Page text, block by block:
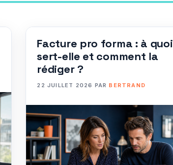
Facture pro forma : à quoi
sert-elle et comment la
rédiger ?
22 JUILLET 2026 PAR BERTRAND